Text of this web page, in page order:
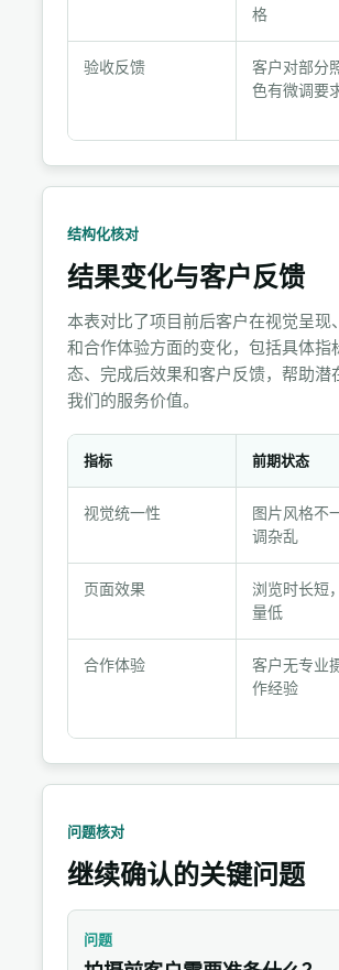
格
验收反馈
客户对部分
色有微调要
结构化核对
结果变化与客户反馈
本表对比了项目前后客户在视觉呈现
和合作体验方面的变化，包括具体指
态、完成后效果和客户反馈，帮助潜
我们的服务价值。
户
指标 前期状态
视觉统一性
图片风格不
调杂乱
页面效果
浏览时长短
量低
合作体验
客户无专业
作经验
问题核对
继续确认的关键问题
问题